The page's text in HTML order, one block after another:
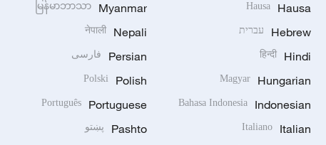
Hausa
Hausa
Hebrew עברית
Hindi
हिन्दी
Hungarian
Magyar
Indonesian
Bahasa Indonesia
Italian
Italiano
Myanmar
မြန်မာဘာသာ
Nepali
नेपाली
Persian فارسی
Polish
Polski
Portuguese
Português
Pashto پښتو